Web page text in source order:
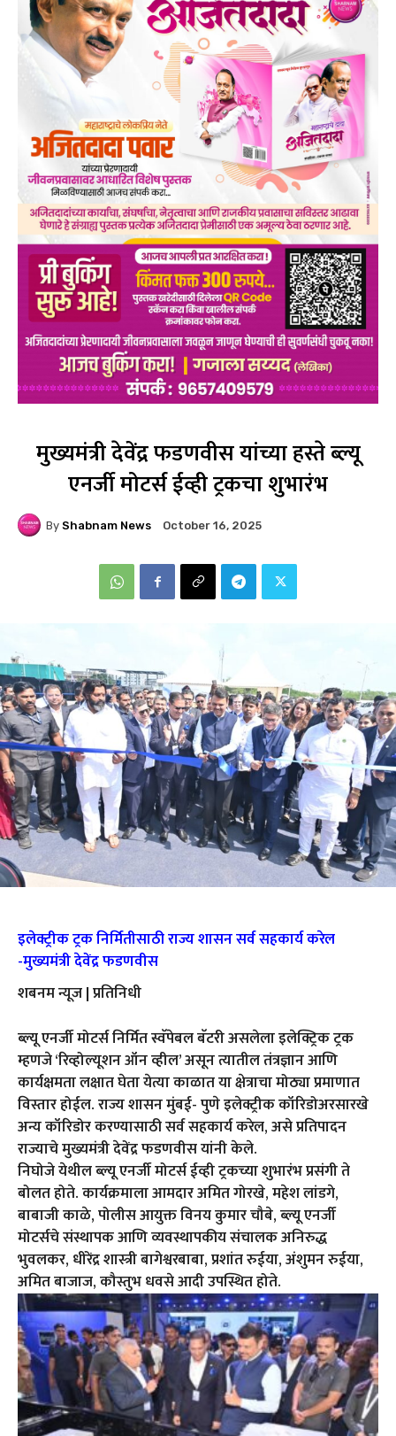
मुख्यमंत्री देवेंद्र फडणवीस यांच्या हस्ते ब्ल्यू
एनर्जी मोटर्स ईव्ही ट्रकचा शुभारंभ
By Shabnam News October 16, 2025
इलेक्ट्रीक ट्रक निर्मितीसाठी राज्य शासन सर्व सहकार्य करेल
-मुख्यमंत्री देवेंद्र फडणवीस
शबनम न्यूज | प्रतिनिधी
ब्ल्यू एनर्जी मोटर्स निर्मित स्वॅपेबल बॅटरी असलेला इलेक्ट्रिक ट्रक
म्हणजे ‘रिव्होल्यूशन ऑन व्हील’ असून त्यातील तंत्रज्ञान आणि
कार्यक्षमता लक्षात घेता येत्या काळात या क्षेत्राचा मोठ्या प्रमाणात
विस्तार होईल. राज्य शासन मुंबई- पुणे इलेक्ट्रीक कॉरिडोअरसारखे
अन्य कॉरिडोर करण्यासाठी सर्व सहकार्य करेल, असे प्रतिपादन
राज्याचे मुख्यमंत्री देवेंद्र फडणवीस यांनी केले.
निघोजे येथील ब्ल्यू एनर्जी मोटर्स ईव्ही ट्रकच्या शुभारंभ प्रसंगी ते
बोलत होते. कार्यक्रमाला आमदार अमित गोरखे, महेश लांडगे,
बाबाजी काळे, पोलीस आयुक्त विनय कुमार चौबे, ब्ल्यू एनर्जी
मोटर्सचे संस्थापक आणि व्यवस्थापकीय संचालक अनिरुद्ध
भुवलकर, धीरेंद्र शास्त्री बागेश्वरबाबा, प्रशांत रुईया, अंशुमन रुईया,
अमित बाजाज, कौस्तुभ धवसे आदी उपस्थित होते.